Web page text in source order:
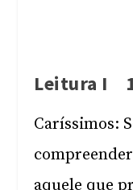
Leitura I
Caríssimos:
aquele que